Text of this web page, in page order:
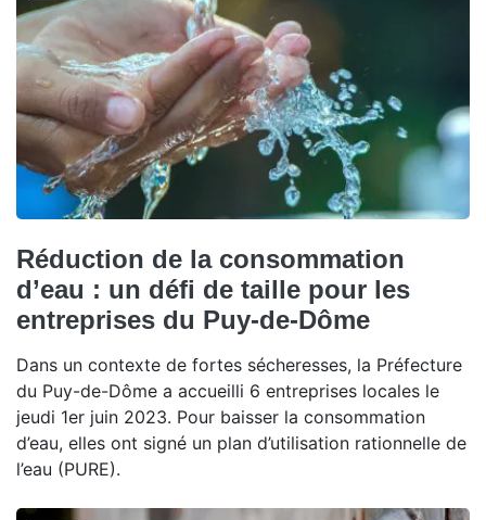
Réduction de la consommation
d’eau : un défi de taille pour les
entreprises du Puy-de-Dôme
Dans un contexte de fortes sécheresses, la Préfecture
du Puy-de-Dôme a accueilli 6 entreprises locales le
jeudi 1er juin 2023. Pour baisser la consommation
d’eau, elles ont signé un plan d’utilisation rationnelle de
l’eau (PURE).